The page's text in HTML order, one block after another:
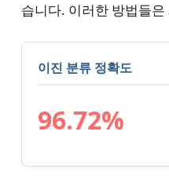
습니다. 이러한 방법들
이진 분류 정확도
96.72%